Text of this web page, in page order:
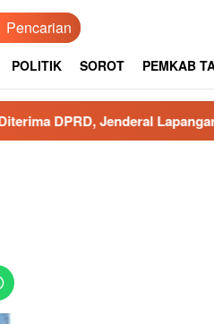
Pencarian
POLITIK SOROT PEMKAB
Lapangan Apresiasi